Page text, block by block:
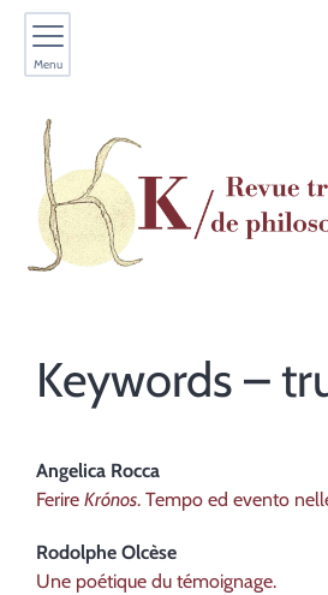
Menu
Keywords –
Angelica Rocca
Ferire Krónos. Tempo ed evento
Rodolphe Olcèse
Une poétique du témoignage.